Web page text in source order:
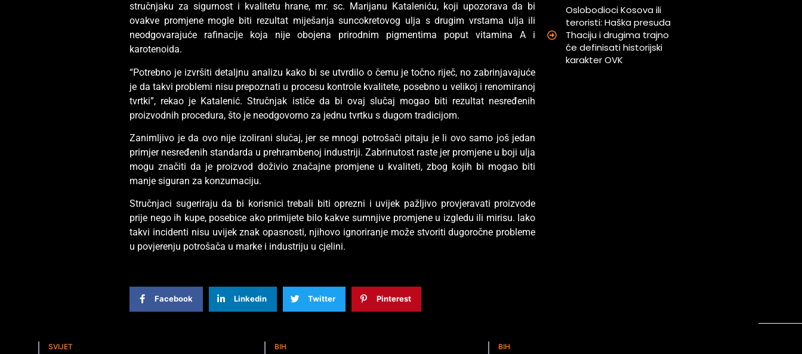
stručnjaku za sigurnost i kvalitetu hrane, mr. sc. Marijanu Kataleniću, koji upozorava da bi
ovakve promjene mogle biti rezultat miješanja suncokretovog ulja s drugim vrstama ulja ili
neodgovarajuće rafinacije koja nije obojena prirodnim pigmentima poput vitamina A i
karotenoida.
“Potrebno je izvršiti detaljnu analizu kako bi se utvrdilo o čemu je točno riječ, no zabrinjavajuće
je da takvi problemi nisu prepoznati u procesu kontrole kvalitete, posebno u velikoj i renomiranoj
tvrtki”, rekao je Katalenić. Stručnjak ističe da bi ovaj slučaj mogao biti rezultat nesređenih
proizvodnih procedura, što je neodgovorno za jednu tvrtku s dugom tradicijom.
Zanimljivo je da ovo nije izolirani slučaj, jer se mnogi potrošači pitaju je li ovo samo još jedan
primjer nesređenih standarda u prehrambenoj industriji. Zabrinutost raste jer promjene u boji ulja
mogu značiti da je proizvod doživio značajne promjene u kvaliteti, zbog kojih bi mogao biti
manje siguran za konzumaciju.
Stručnjaci sugeriraju da bi korisnici trebali biti oprezni i uvijek pažljivo provjeravati proizvode
prije nego ih kupe, posebice ako primijete bilo kakve sumnjive promjene u izgledu ili mirisu. Iako
takvi incidenti nisu uvijek znak opasnosti, njihovo ignoriranje može stvoriti dugoročne probleme
u povjerenju potrošača u marke i industriju u cjelini.
Facebook Linkedin Twitter Pinterest
Oslobodioci Kosova ili
teroristi: Haška presuda
Thaciju i drugima trajno
će definisati historijski
karakter OVK
SVIJET BIH BIH